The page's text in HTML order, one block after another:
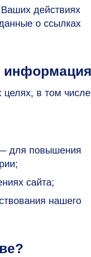
действиях
о ссылках
в том
— для повышения
сайта;
нашего